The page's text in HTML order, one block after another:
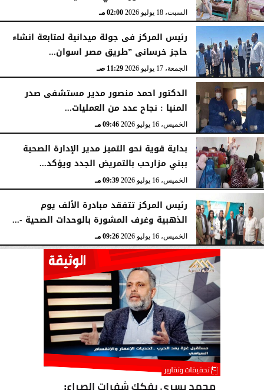
السبت، 18 يوليو 2026 02:00 مـ
رئيس المركز فى جولة ميدانية لمتابعة انشاء
حاجز خرسانى ”طريق مصر اسوان...
الجمعة، 17 يوليو 2026 11:29 صـ
الدكتور احمد منصور مدير مستشفى صدر
المنيا : نجاح عدد من العمليات...
الخميس، 16 يوليو 2026 09:46 مـ
بداية قوية نحو التميز مدير الإدارة الصحية
ببني مزارحب بالتمريض الجدد ويؤكد...
الخميس، 16 يوليو 2026 09:39 مـ
رئيس المركز تتفقد مبادرة الألف يوم
الذهبية وغرف المشورة بالوحدات الصحية -...
الخميس، 16 يوليو 2026 09:26 مـ